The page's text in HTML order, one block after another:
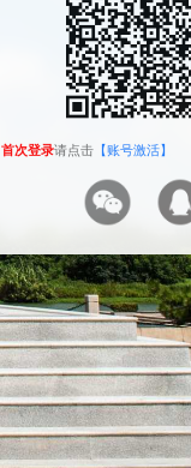
请点击【账号激活】
请点击【账号激活】
首次登录请点击 【账号激活】